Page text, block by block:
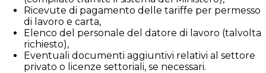
Ricevute di pagamento delle tariffe per permesso
di lavoro e carta,
Elenco del personale del datore di lavoro (talvolta
richiesto),
Eventuali documenti aggiuntivi relativi al settore
privato o licenze settoriali, se necessari.